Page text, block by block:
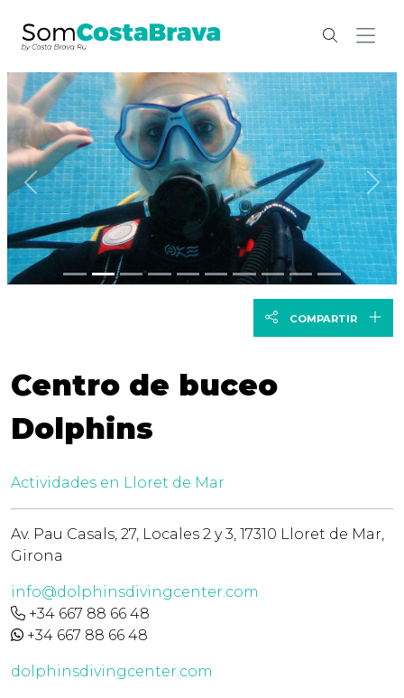
Anterior
Centro de buceo
Dolphins
Actividades en Lloret de Mar
Av. Pau Casals, 27, Locales 2 y 3, 17310 Lloret de Mar,
Girona
info@dolphinsdivingcenter.com
+34 667 88 66 48
+34 667 88 66 48
dolphinsdivingcenter.com
COMPARTIR